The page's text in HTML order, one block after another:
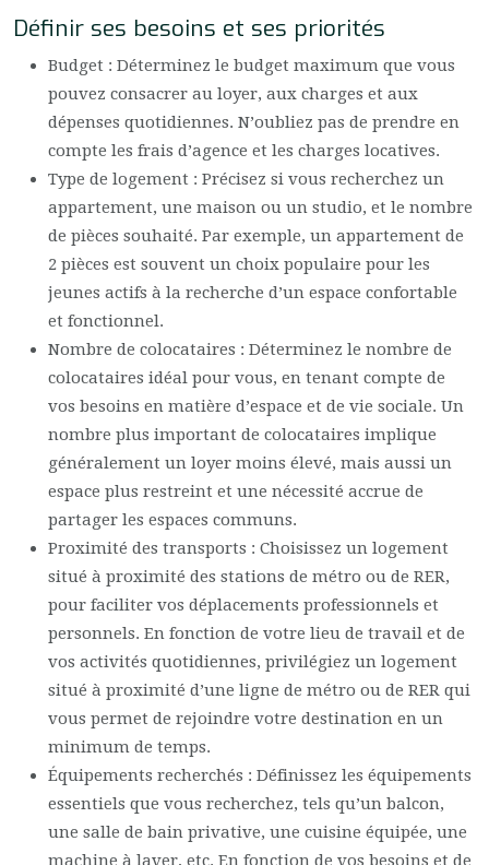
Définir ses besoins et ses priorités
Budget : Déterminez le budget maximum que vous
pouvez consacrer au loyer, aux charges et aux
dépenses quotidiennes. N’oubliez pas de prendre en
compte les frais d’agence et les charges locatives.
Type de logement : Précisez si vous recherchez un
appartement, une maison ou un studio, et le nombre
de pièces souhaité. Par exemple, un appartement de
2 pièces est souvent un choix populaire pour les
jeunes actifs à la recherche d’un espace confortable
et fonctionnel.
Nombre de colocataires : Déterminez le nombre de
colocataires idéal pour vous, en tenant compte de
vos besoins en matière d’espace et de vie sociale. Un
nombre plus important de colocataires implique
généralement un loyer moins élevé, mais aussi un
espace plus restreint et une nécessité accrue de
partager les espaces communs.
Proximité des transports : Choisissez un logement
situé à proximité des stations de métro ou de RER,
pour faciliter vos déplacements professionnels et
personnels. En fonction de votre lieu de travail et de
vos activités quotidiennes, privilégiez un logement
situé à proximité d’une ligne de métro ou de RER qui
vous permet de rejoindre votre destination en un
minimum de temps.
Équipements recherchés : Définissez les équipements
essentiels que vous recherchez, tels qu’un balcon,
une salle de bain privative, une cuisine équipée, une
machine à laver, etc. En fonction de vos besoins et de